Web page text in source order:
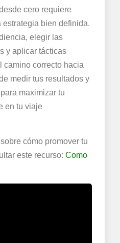
cero requiere
estrategia bien definida.
elegir las
y aplicar tácticas
camino correcto hacia
medir tus resultados y
maximizar tu
en tu viaje
cómo promover tu
este recurso: Como